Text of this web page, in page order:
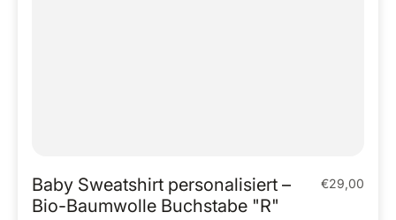
Baby Sweatshirt personalisiert –
Bio-Baumwolle Buchstabe "R"
€29,00